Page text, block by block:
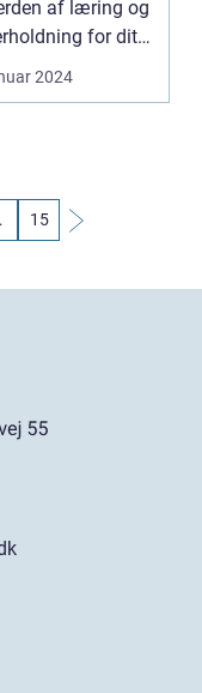
af læring og
for dit
barn Hvad er bab...
2024
15